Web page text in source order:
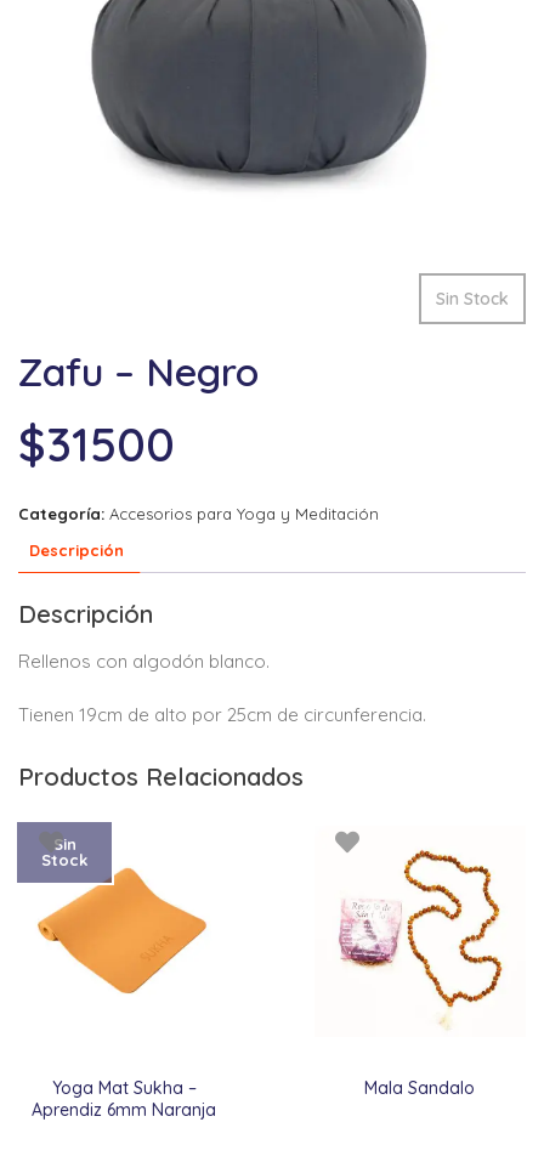
Sin Stock
Zafu – Negro
$31500
Categoría: Accesorios para Yoga y Meditación
Descripción
Descripción
Rellenos con algodón blanco.
Tienen 19cm de alto por 25cm de circunferencia.
Productos Relacionados
Yoga Mat Sukha –
Aprendiz 6mm Naranja
Sin
Stock
Mala Sandalo